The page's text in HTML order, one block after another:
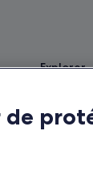
de jeunesse
Explorer
Hôtels en
de